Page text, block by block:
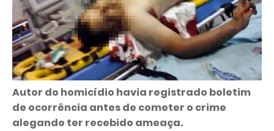
Autor do homicídio havia registrado boletim
de ocorrência antes de cometer o crime
alegando ter recebido ameaça.